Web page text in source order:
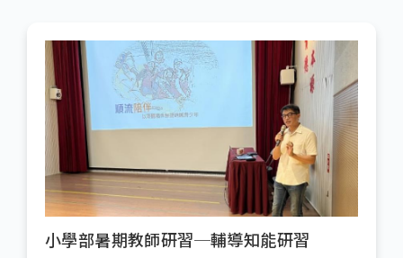
小學部暑期教師研習─輔導知能研習